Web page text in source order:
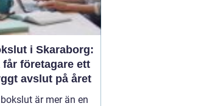
i Skaraborg:
får företagare ett
avslut på året
är mer än en